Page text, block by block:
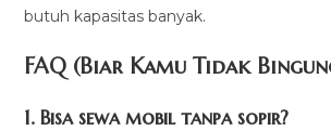
butuh kapasitas banyak.
FAQ (Biar Kamu Tidak
1. Bisa sewa mobil tanpa sopir?